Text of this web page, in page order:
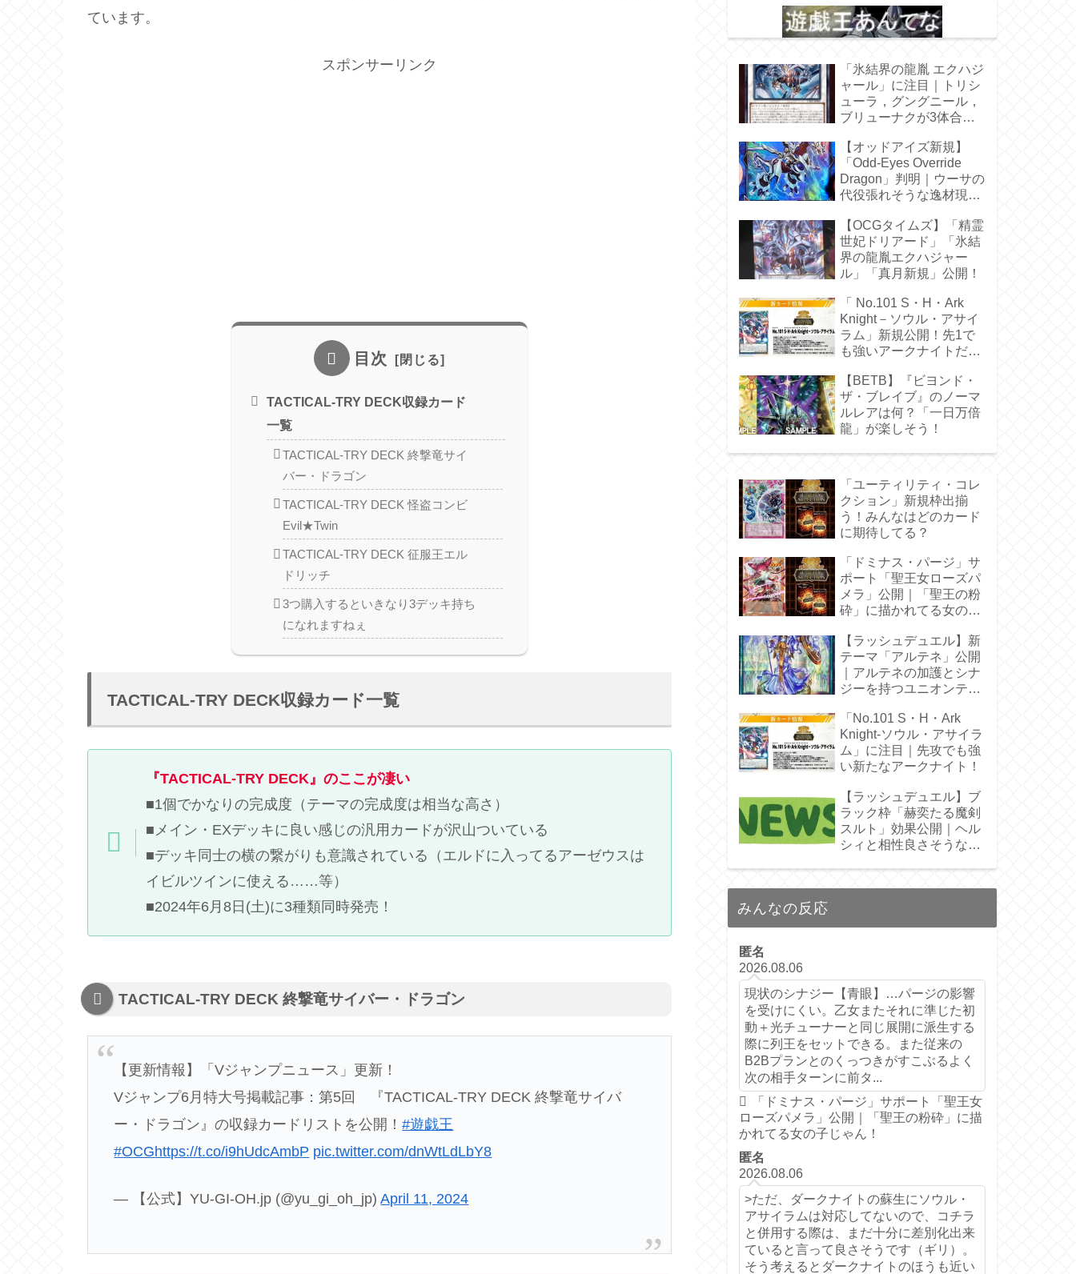
ています。
スポンサーリンク
目次
TACTICAL-TRY DECK収録カード
一覧
TACTICAL-TRY DECK 終撃竜サイ
バー・ドラゴン
TACTICAL-TRY DECK 怪盗コンビ
Evil★Twin
TACTICAL-TRY DECK 征服王エル
ドリッチ
3つ購入するといきなり3デッキ持ち
になれますねぇ
TACTICAL-TRY DECK収録カード一覧
『TACTICAL-TRY DECK』のここが凄い
■1個でかなりの完成度（テーマの完成度は相当な高さ）
■メイン・EXデッキに良い感じの汎用カードが沢山ついている
■デッキ同士の横の繋がりも意識されている（エルドに入ってるアーゼウスは
イビルツインに使える……等）
■2024年6月8日(土)に3種類同時発売！
TACTICAL-TRY DECK 終撃竜サイバー・ドラゴン
【更新情報】「Vジャンプニュース」更新！
Vジャンプ6月特大号掲載記事：第5回 『TACTICAL-TRY DECK 終撃竜サイバ
ー・ドラゴン』の収録カードリストを公開！#遊戯王
#OCGhttps://t.co/i9hUdcAmbP pic.twitter.com/dnWtLdLbY8
— 【公式】YU-GI-OH.jp (@yu_gi_oh_jp)April 11, 2024
「氷結界の龍胤 エクハジ
ャール」に注目｜トリシ
ューラ，グングニール，
ブリューナクが3体合
【オッドアイズ新規】
「Odd-Eyes Override
Dragon」判明｜ウーサの
代役張れそうな逸材現
【OCGタイムズ】「精霊
世妃ドリアード」「氷結
界の龍胤エクハジャー
ル」「真月新規」公開！
「 No.101 S・H・Ark
Knight－ソウル・アサイ
ラム」新規公開！先1で
も強いアークナイトだ
【BETB】『ビヨンド・
ザ・ブレイブ』のノーマ
ルレアは何？「一日万倍
龍」が楽しそう！
「ユーティリティ・コレ
クション」新規枠出揃
う！みんなはどのカード
に期待してる？
「ドミナス・パージ」サ
ポート「聖王女ローズパ
メラ」公開｜「聖王の粉
砕」に描かれてる女の子
【ラッシュデュエル】新
テーマ「アルテネ」公開
｜アルテネの加護とシナ
ジーを持つユニオンテー
「No.101 S・H・Ark
Knight-ソウル・アサイラ
ム」に注目｜先攻でも強
い新たなアークナイト！
【ラッシュデュエル】ブ
ラック枠「赫奕たる魔剣
スルト」効果公開｜ヘル
シィと相性良さそうなレ
みんなの反応
匿名
2026.08.06
現状のシナジー【青眼】…パージの影響
を受けにくい。乙女またそれに準じた初
動＋光チューナーと同じ展開に派生する
際に列王をセットできる。また従来の
B2Bプランとのくっつきがすこぶるよく
次の相手ターンに前タ...
「ドミナス・パージ」サポート「聖王女
ローズパメラ」公開｜「聖王の粉砕」に描
かれてる女の子じゃん！
匿名
2026.08.06
>ただ、ダークナイトの蘇生にソウル・
アサイラムは対応してないので、コチラ
と併用する際は、まだ十分に差別化出来
ていると言って良さそうです（ギリ）。
そう考えるとダークナイトのほうも近い